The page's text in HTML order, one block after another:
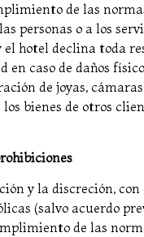
de las
personas o a los
hotel declina toda
caso de daños
de joyas,
bienes de otros
y la discreción,
(salvo acuerdo
de las